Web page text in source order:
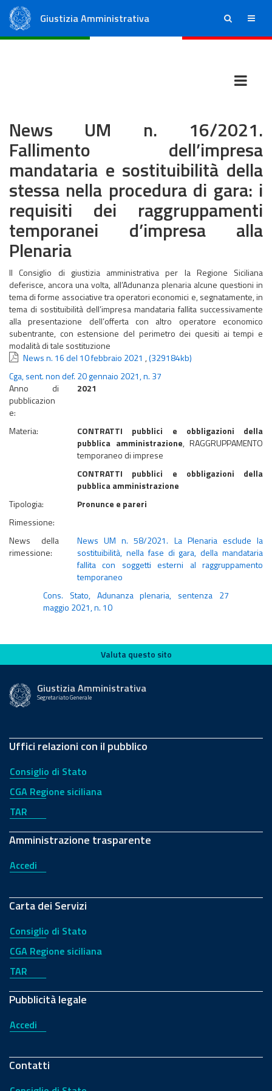
Giustizia Amministrativa ricerca menu
News UM n. 16/2021.
Fallimento dell’impresa
mandataria e sostituibilità della
stessa nella procedura di gara: i
requisiti dei raggruppamenti
temporanei d’impresa alla
Plenaria
Il Consiglio di giustizia amministrativa per la Regione Siciliana
deferisce, ancora una volta, all’Adunanza plenaria alcune questioni in
tema di forme associative tra operatori economici e, segnatamente, in
tema di sostituibilità dell’impresa mandataria fallita successivamente
alla presentazione dell’offerta con altro operatore economico
subentrante, con estensione del perimetro dei quesiti ai tempi e
modalità di tale sostituzione
News n. 16 del 10 febbraio 2021 ,(329184kb)
Cga, sent. non def. 20 gennaio 2021, n. 37
Anno di
pubblicazion
e:
2021
Materia:
CONTRATTI pubblici e obbligazioni della
pubblica amministrazione, RAGGRUPPAMENTO
temporaneo di imprese
CONTRATTI pubblici e obbligazioni della
pubblica amministrazione
Tipologia:
Pronunce e pareri
Rimessione:
News della
rimessione:
News UM n. 58/2021. La Plenaria esclude la
sostituibilità, nella fase di gara, della mandataria
fallita con soggetti esterni al raggruppamento
temporaneo
Cons. Stato, Adunanza plenaria, sentenza 27
maggio 2021, n. 10
Valuta questo sito
Valuta questo sito
Giustizia Amministrativa
Segretariato Generale
Uffici relazioni con il pubblico
Consiglio di Stato
CGA Regione siciliana
TAR
Amministrazione trasparente
Accedi
Carta dei Servizi
Consiglio di Stato
CGA Regione siciliana
TAR
Pubblicità legale
Accedi
Contatti